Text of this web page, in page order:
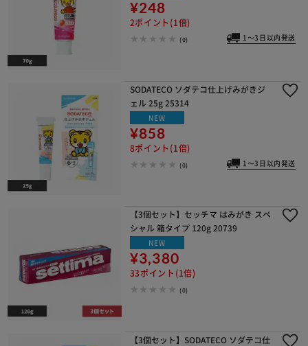
¥248
2ポイント(1倍)
(0) 1～3日以内発送
SODATECO ソダテコ仕上げみがきジ
ェル 25g 25314
NEW
¥858
8ポイント(1倍)
(0) 1～3日以内発送
【3個セット】セッチマ はみがき スペ
シャル 箱タイプ 120g 20739
NEW
¥3,380
33ポイント(1倍)
(0)
【3個セット】SODATECO ソダテコ仕